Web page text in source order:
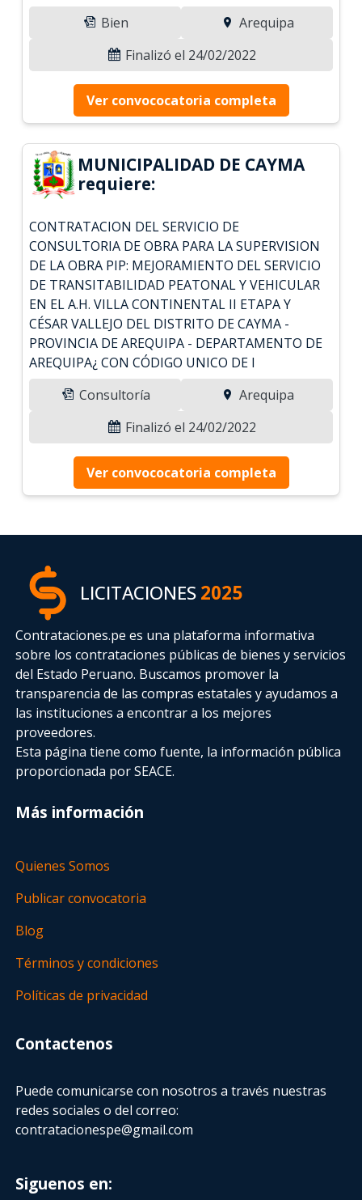
Bien
Arequipa
Finalizó el 24/02/2022
Ver convococatoria completa
MUNICIPALIDAD DE CAYMA
requiere:
CONTRATACION DEL SERVICIO DE
CONSULTORIA DE OBRA PARA LA SUPERVISION
DE LA OBRA PIP: MEJORAMIENTO DEL SERVICIO
DE TRANSITABILIDAD PEATONAL Y VEHICULAR
EN EL A.H. VILLA CONTINENTAL II ETAPA Y
CÉSAR VALLEJO DEL DISTRITO DE CAYMA -
PROVINCIA DE AREQUIPA - DEPARTAMENTO DE
AREQUIPA¿ CON CÓDIGO UNICO DE I
Consultoría
Arequipa
Finalizó el 24/02/2022
Ver convococatoria completa
LICITACIONES2025
Contrataciones.pe es una plataforma informativa
sobre los contrataciones públicas de bienes y servicios
del Estado Peruano. Buscamos promover la
transparencia de las compras estatalesy ayudamos a
las instituciones a encontrar a los mejores
proveedores.
Esta página tiene como fuente, la información pública
proporcionada por SEACE.
Más información
Quienes Somos
Publicar convocatoria
Blog
Términos y condiciones
Políticas de privacidad
Contactenos
Puede comunicarse con nosotros a través nuestras
redes sociales o del correo:
contratacionespe@gmail.com
Siguenos en: